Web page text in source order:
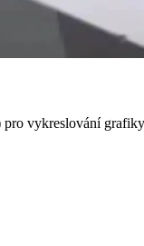
vykreslování